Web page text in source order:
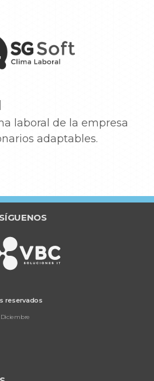
laboral de la empresa
adaptables.
SÍGUENOS
reservados
Diciembre